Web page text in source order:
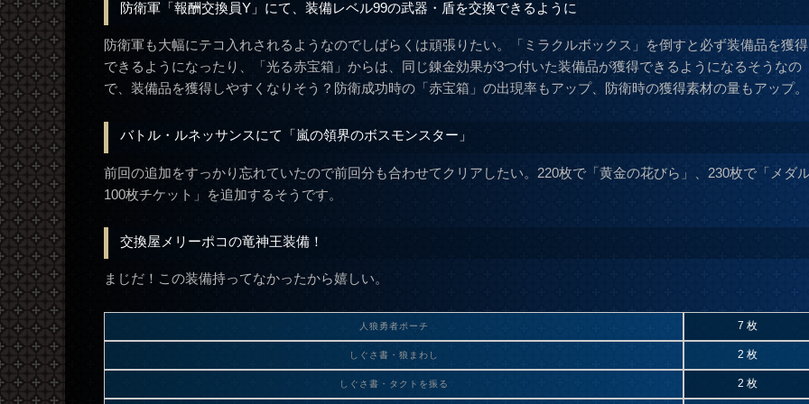
防衛軍「報酬交換員Y」にて、装備レベル99の武器・盾を交換できるように
防衛軍も大幅にテコ入れされるようなのでしばらくは頑張りたい。「ミラクルボックス」を倒すと必ず装備品を獲得
できるようになったり、「光る赤宝箱」からは、同じ錬金効果が3つ付いた装備品が獲得できるようになるそうなの
で、装備品を獲得しやすくなりそう？防衛成功時の「赤宝箱」の出現率もアップ、防衛時の獲得素材の量もアップ。
バトル・ルネッサンスにて「嵐の領界のボスモンスター」
前回の追加をすっかり忘れていたので前回分も合わせてクリアしたい。220枚で「黄金の花びら」、230枚で「メダ
100枚チケット」を追加するそうです。
交換屋メリーポコの竜神王装備！
まじだ！この装備持ってなかったから嬉しい。
人狼勇者ポーチ 7 枚
しぐさ書・狼まわし 2 枚
しぐさ書・タクトを振る 2 枚